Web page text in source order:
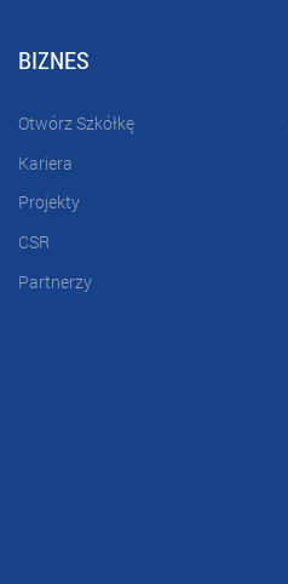
BIZNES
Otwórz Szkółkę
Kariera
Projekty
CSR
Partnerzy